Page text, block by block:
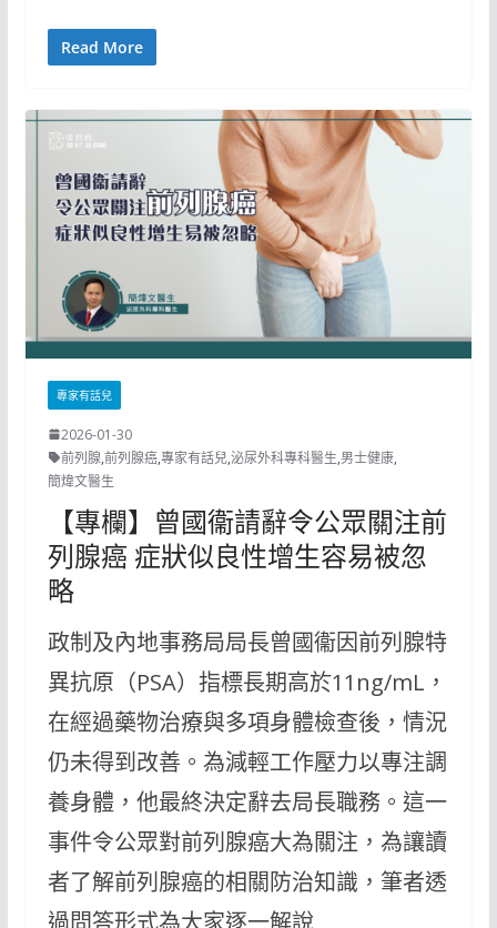
Read More
專家有話兒
2026-01-30
前列腺,前列腺癌,專家有話兒,泌尿外科專科醫生,男士健康,
簡煒文醫生
【專欄】曾國衞請辭令公眾關注前
列腺癌 症狀似良性增生容易被忽
略
政制及內地事務局局長曾國衞因前列腺特
異抗原（PSA）指標長期高於11ng/mL，
在經過藥物治療與多項身體檢查後，情況
仍未得到改善。為減輕工作壓力以專注調
養身體，他最終決定辭去局長職務。這一
事件令公眾對前列腺癌大為關注，為讓讀
者了解前列腺癌的相關防治知識，筆者透
過問答形式為大家逐一解說